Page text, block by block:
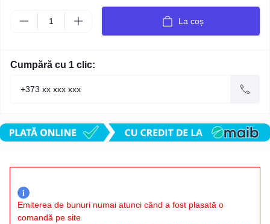
La coș
Cumpără cu 1 clic:
i
Emiterea de bunuri numai atunci când a fost plasată o
comandă pe site